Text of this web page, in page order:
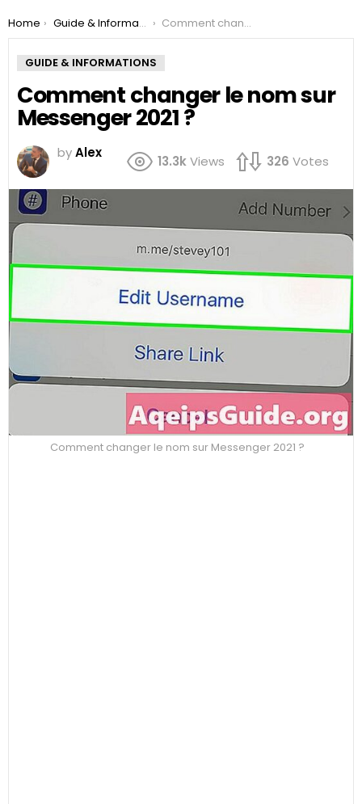
You are here:
Home Guide & Informations Comment changer le nom sur Messenger 2021 ?
GUIDE & INFORMATIONS
Comment changer le nom sur
Messenger 2021 ?
byAlex
13.3kViews 326 Votes
Comment changer le nom sur Messenger 2021 ?